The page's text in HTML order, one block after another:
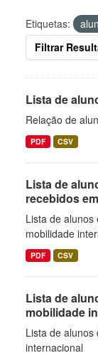
Etiquetas:
Filtrar
Lista de
Relação de
PDF CSV
Lista de
recebidos
Lista de alunos
mobilidade
PDF CSV
Lista de
mobilidade
Lista de
internacional